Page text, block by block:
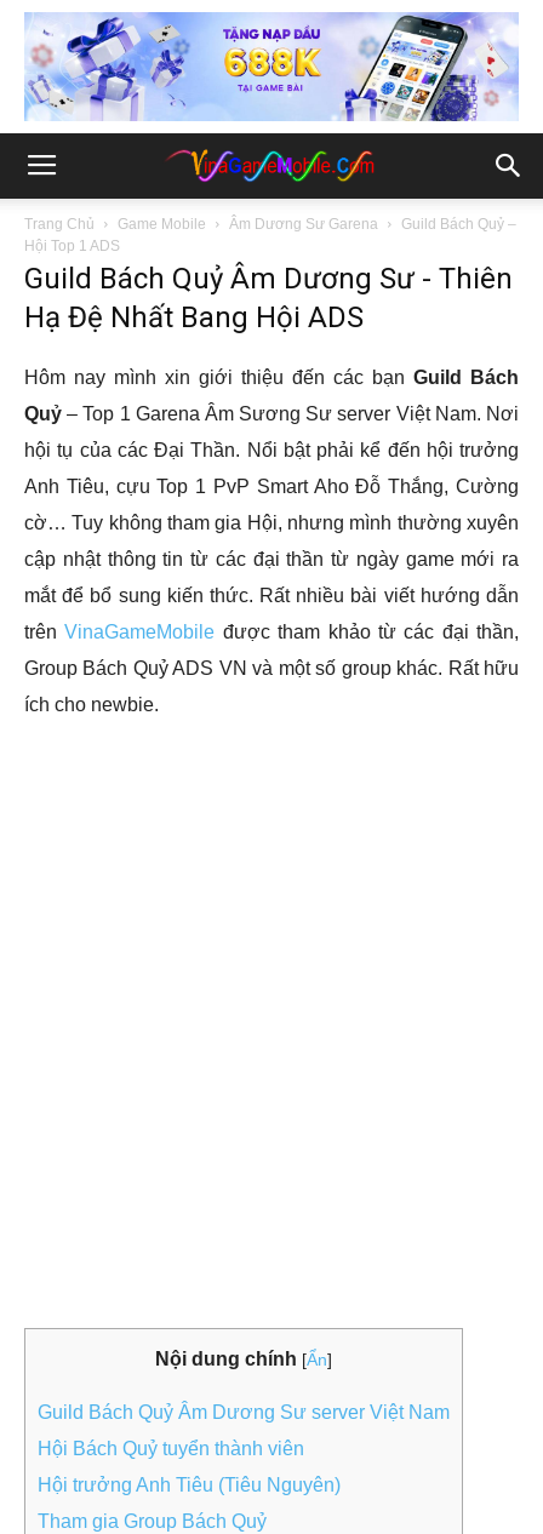
Trang Chủ Game Mobile Âm Dương Sư Garena
Guild Bách Quỷ –
Hội Top 1 ADS
Guild Bách Quỷ Âm Dương Sư - Thiên
Hạ Đệ Nhất Bang Hội ADS
Hôm nay mình xin giới thiệu đến các bạn Guild Bách
Quỷ – Top 1 Garena Âm Sương Sư server Việt Nam. Nơi
hội tụ của các Đại Thần. Nổi bật phải kể đến hội trưởng
Anh Tiêu, cựu Top 1 PvP Smart Aho Đỗ Thắng, Cường
cờ… Tuy không tham gia Hội, nhưng mình thường xuyên
cập nhật thông tin từ các đại thần từ ngày game mới ra
mắt để bổ sung kiến thức. Rất nhiều bài viết hướng dẫn
trênVinaGameMobile được tham khảo từ các đại thần,
Group Bách Quỷ ADS VN và một số group khác. Rất hữu
ích cho newbie.
Nội dung chính [Ẩn]
Guild Bách Quỷ Âm Dương Sư server Việt Nam
Hội Bách Quỷ tuyển thành viên
Hội trưởng Anh Tiêu (Tiêu Nguyên)
Tham gia Group Bách Quỷ